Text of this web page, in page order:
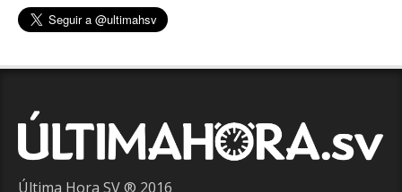
Última Hora SV ® 2016